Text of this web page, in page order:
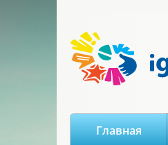
Главная